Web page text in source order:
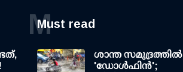
Must read
M
ശാന്ത സമുദ്രത്തില്‍
'ഡോള്‍ഫിന്‍';